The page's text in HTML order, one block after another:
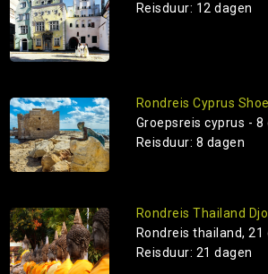
Reisduur: 12 dagen
Rondreis Cyprus
Groepsreis cyprus -
Reisduur: 8 dagen
Rondreis Thailand
Rondreis thailand, 21
Reisduur: 21 dagen